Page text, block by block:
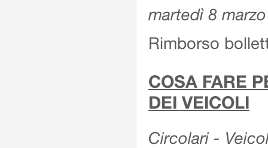
martedì 8
Rimborso
COSA FARE
DEI VEICOLI
Circolari -